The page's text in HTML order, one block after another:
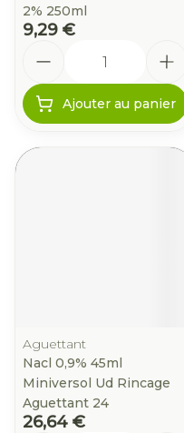
2% 250ml
9,29 €
Ajouter au panier
Aguettant
Nacl 0,9% 45ml
Miniversol Ud Rincage
Aguettant 24
26,64 €